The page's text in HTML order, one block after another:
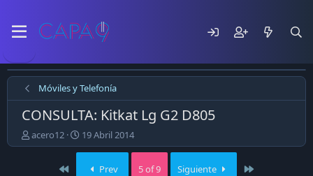
Móviles y Telefonía
CONSULTA: Kitkat Lg G2 D805
E
m
acero12
F
e
19 Abril 2014
First Prev 5 of 9 Siguiente